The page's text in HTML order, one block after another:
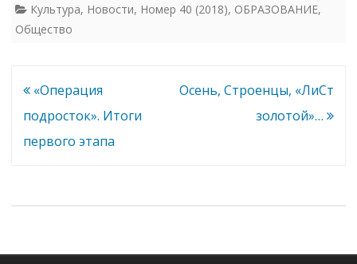
Культура, Новости, Номер 40 (2018), ОБРАЗОВАНИЕ,
Общество
Навигация
по
записям
«Операция
подросток». Итоги
первого этапа
Осень, Строенцы, «ЛиСт
золотой»…